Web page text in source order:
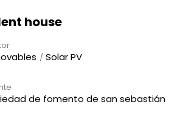
house
Solar PV
de fomento de san sebastián